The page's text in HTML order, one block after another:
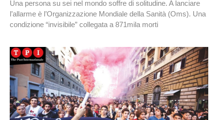
Una persona su sei nel mondo soffre di solitudine. A lanciare
l’allarme è l’Organizzazione Mondiale della Sanità (Oms). Una
condizione “invisibile” collegata a 871mila morti